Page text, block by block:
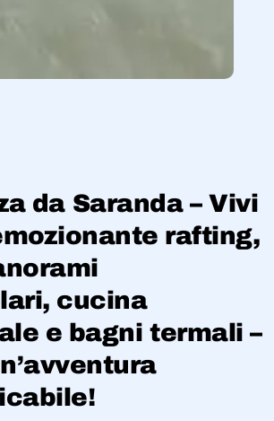
da Saranda – Vivi
rafting,
cucina
e bagni termali –